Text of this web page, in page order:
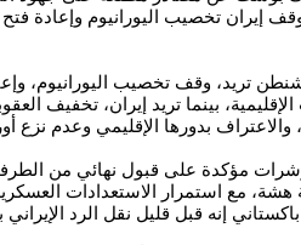
إيران تخصيب اليورانيوم وإعادة
تريد، وقف تخصيب اليورانيوم،
بينما تريد إيران، تخفيف
بدورها الإقليمي وعدم نزع
مؤكدة على قبول نهائي من
هشة، مع استمرار الاستعدادات
إنه قبل قليل نقل الرد الإيراني